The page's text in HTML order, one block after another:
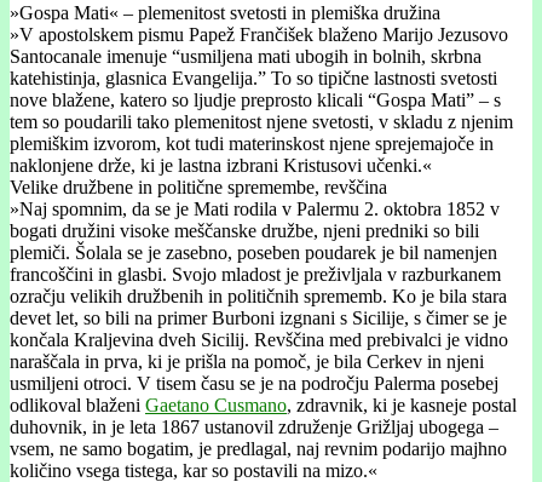
»Gospa Mati« – plemenitost svetosti in plemiška družina
»V apostolskem pismu Papež Frančišek blaženo Marijo Jezusovo
Santocanale imenuje “usmiljena mati ubogih in bolnih, skrbna
katehistinja, glasnica Evangelija.” To so tipične lastnosti svetosti
nove blažene, katero so ljudje preprosto klicali “Gospa Mati” – s
tem so poudarili tako plemenitost njene svetosti, v skladu z njenim
plemiškim izvorom, kot tudi materinskost njene sprejemajoče in
naklonjene drže, ki je lastna izbrani Kristusovi učenki.«
Velike družbene in politične spremembe, revščina
»Naj spomnim, da se je Mati rodila v Palermu 2. oktobra 1852 v
bogati družini visoke meščanske družbe, njeni predniki so bili
plemiči. Šolala se je zasebno, poseben poudarek je bil namenjen
francoščini in glasbi. Svojo mladost je preživljala v razburkanem
ozračju velikih družbenih in političnih sprememb. Ko je bila stara
devet let, so bili na primer Burboni izgnani s Sicilije, s čimer se je
končala Kraljevina dveh Sicilij. Revščina med prebivalci je vidno
naraščala in prva, ki je prišla na pomoč, je bila Cerkev in njeni
usmiljeni otroci. V tisem času se je na področju Palerma posebej
odlikoval blaženi Gaetano Cusmano, zdravnik, ki je kasneje postal
duhovnik, in je leta 1867 ustanovil združenje Grižljaj ubogega –
vsem, ne samo bogatim, je predlagal, naj revnim podarijo majhno
količino vsega tistega, kar so postavili na mizo.«